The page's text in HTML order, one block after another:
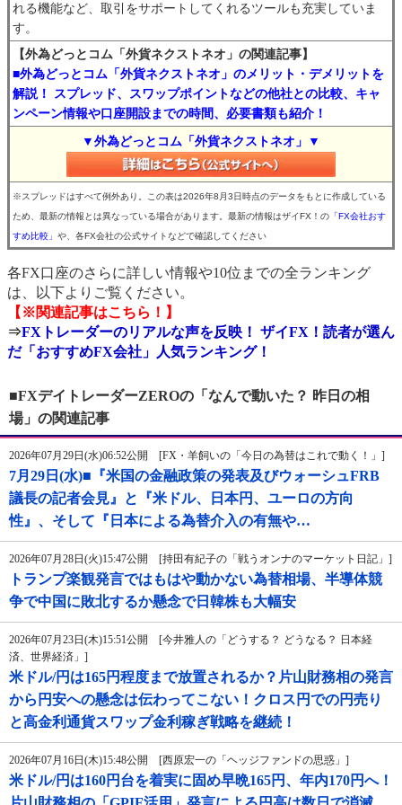
れる機能など、取引をサポートしてくれるツールも充実していま
す。
【外為どっとコム「外貨ネクストネオ」の関連記事】
■外為どっとコム「外貨ネクストネオ」のメリット・デメリットを
解説！ スプレッド、スワップポイントなどの他社との比較、キャ
ンペーン情報や口座開設までの時間、必要書類も紹介！
▼外為どっとコム「外貨ネクストネオ」▼
※スプレッドはすべて例外あり。この表は2026年8月3日時点のデータをもとに作成している
ため、最新の情報とは異なっている場合があります。最新の情報はザイFX！の 「FX会社おす
すめ比較」 や、各FX会社の公式サイトなどで確認してください
各FX口座のさらに詳しい情報や10位までの全ランキング
は、以下よりご覧ください。
【※関連記事はこちら！】
⇒FXトレーダーのリアルな声を反映！ ザイFX！読者が選ん
だ「おすすめFX会社」人気ランキング！
■FXデイトレーダーZEROの「なんで動いた？ 昨日の相
場」の関連記事
2026年07月29日(水)06:52公開 [FX・羊飼いの「今日の為替はこれで動く！」]
7月29日(水)■『米国の金融政策の発表及びウォーシュFRB
議長の記者会見』と『米ドル、日本円、ユーロの方向
性』、そして『日本による為替介入の有無や…
2026年07月28日(火)15:47公開 [持田有紀子の「戦うオンナのマーケット日記」]
トランプ楽観発言ではもはや動かない為替相場、半導体競
争で中国に敗北するか懸念で日韓株も大幅安
2026年07月23日(木)15:51公開 [今井雅人の「どうする？ どうなる？ 日本経
済、世界経済」]
米ドル/円は165円程度まで放置されるか？片山財務相の発言
から円安への懸念は伝わってこない！クロス円での円売り
と高金利通貨スワップ金利稼ぎ戦略を継続！
2026年07月16日(木)15:48公開 [西原宏一の「ヘッジファンドの思惑」]
米ドル/円は160円台を着実に固め早晩165円、年内170円へ！